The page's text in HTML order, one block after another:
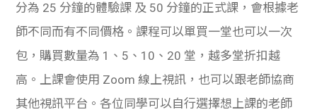
分為 25 分鐘的體驗課 及 50 分鐘的正式課，會根據老
師不同而有不同價格。課程可以單買一堂也可以一次
包，購買數量為 1、5、10、20 堂，越多堂折扣越
高。上課會使用 Zoom 線上視訊，也可以跟老師協商
其他視訊平台。各位同學可以自行選擇想上課的老師